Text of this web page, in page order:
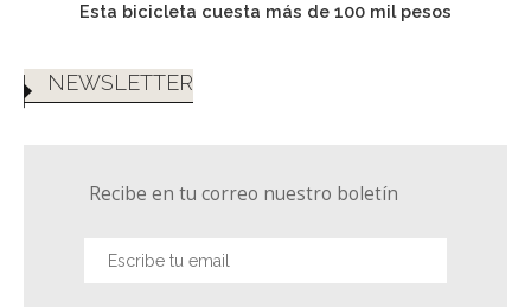
Esta bicicleta cuesta más de 100 mil pesos
NEWSLETTER
Recibe en tu correo nuestro boletín